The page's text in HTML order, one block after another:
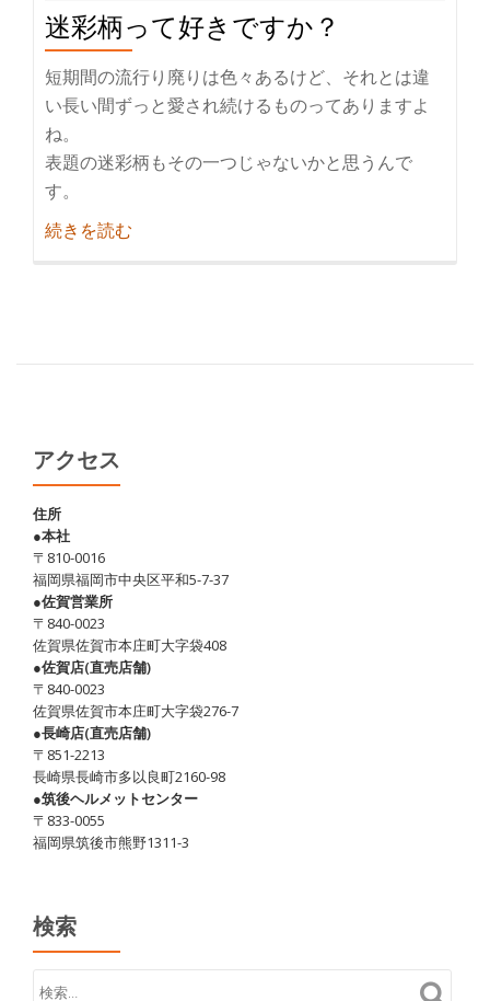
迷彩柄って好きですか？
短期間の流行り廃りは色々あるけど、それとは違
い長い間ずっと愛され続けるものってありますよ
ね。
表題の迷彩柄もその一つじゃないかと思うんで
す。
続きを読む
っ
アクセス
住所
●本社
〒810-0016
福岡県福岡市中央区平和5-7-37
●佐賀営業所
〒840-0023
佐賀県佐賀市本庄町大字袋408
●佐賀店(直売店舗)
〒840-0023
佐賀県佐賀市本庄町大字袋276-7
●長崎店(直売店舗)
〒851-2213
長崎県長崎市多以良町2160-98
●筑後ヘルメットセンター
〒833-0055
福岡県筑後市熊野1311-3
検索